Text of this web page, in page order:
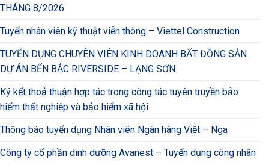
THÁNG 8/2026
Tuyển nhân viên kỹ thuật viễn thông – Viettel Construction
TUYỂN DỤNG CHUYÊN VIÊN KINH DOANH BẤT ĐỘNG SẢN
DỰ ÁN BẾN BẮC RIVERSIDE – LẠNG SƠN
Ký kết thoả thuận hợp tác trong công tác tuyên truyền bảo
hiểm thất nghiệp và bảo hiểm xã hội
Thông báo tuyển dụng Nhân viên Ngân hàng Việt – Nga
Công ty cổ phần dinh dưỡng Avanest – Tuyển dụng công nhân